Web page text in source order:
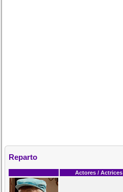
Reparto
Actores / Actrices